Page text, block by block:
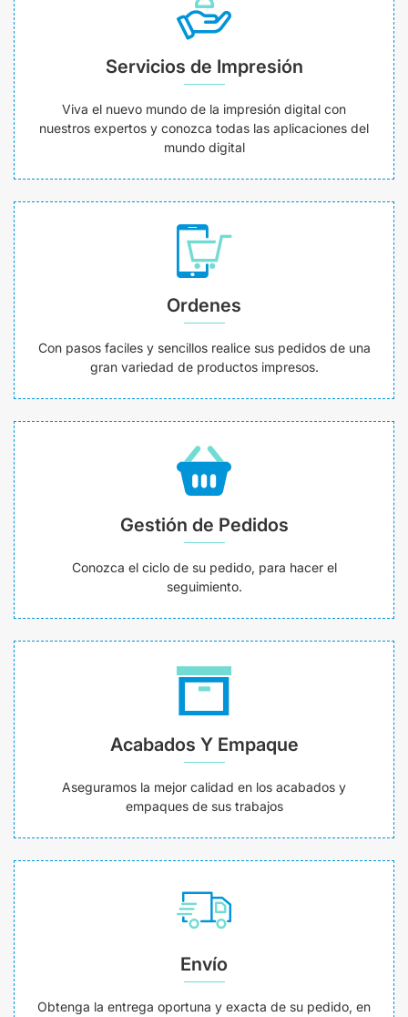
Servicios de Impresión
Viva el nuevo mundo de la impresión digital con
nuestros expertos y conozca todas las aplicaciones del
mundo digital
Ordenes
Con pasos faciles y sencillos realice sus pedidos de una
gran variedad de productos impresos.
Gestión de Pedidos
Conozca el ciclo de su pedido, para hacer el
seguimiento.
Acabados Y Empaque
Aseguramos la mejor calidad en los acabados y
empaques de sus trabajos
Envío
Obtenga la entrega oportuna y exacta de su pedido, en